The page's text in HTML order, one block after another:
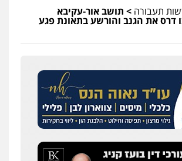
תעבורה > תושב אור-עקיבא
דרס את הגנב והורשע בתאונת פגע